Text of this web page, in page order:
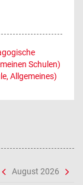
Schulen)
Allgemeines)
August 2026